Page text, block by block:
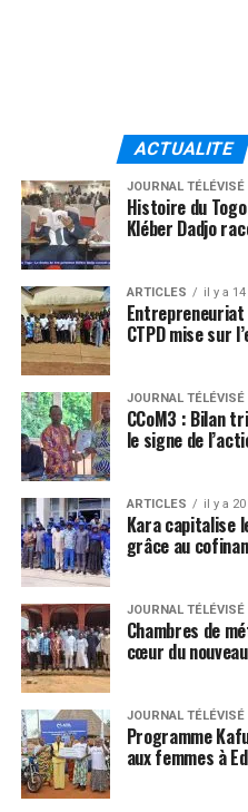
ACTUALITE
JOURNAL
Histoire du
Kléber Dadjo
ARTICLES il y a
Entrepreneuriat
CTPD mise sur
JOURNAL
CCoM3 : Bilan
le signe de
ARTICLES il y a
Kara capitalise
grâce au
JOURNAL
Chambres de
cœur du
JOURNAL
Programme
aux femmes à